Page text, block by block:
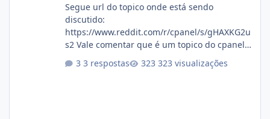
Segue url do topico onde está sendo
discutido:
https://www.reddit.com/r/cpanel/s/gHAXKG2u
s2 Vale comentar que é um topico do cpanel...
Não sei como ta a pegada no da.
3 respostas 323 visualizações